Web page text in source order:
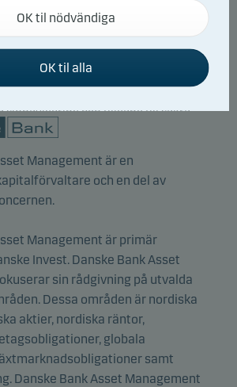
Bank Asset
Solutions Team
Management är en
och en del av
Management är primär
Invest. Danske Bank Asset
sin rådgivning på utvalda
Dessa områden är nordiska
aktier, nordiska räntor,
globala
samt
Danske Bank Asset Management
cookies
hjälper till att få vår webbplats
att aktivera grundläggande
sidnavigering och tillgång till säkra
webbplats.
(eller inställningscookies) gör det
de påverkar hur sidorna visas.
för att spåra beteendet
vår webbplats i aggregerad form.
för oss att mäta och optimera
OK til nödvändiga
OK til alla